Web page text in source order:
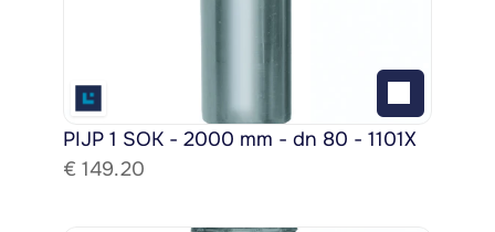
PIJP 1 SOK - 2000 mm - dn 80 - 1101X
€ 149.20